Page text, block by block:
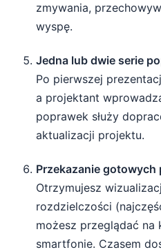
zmywania,
wyspę.
Jedna lub dwie serie
Po pierwszej
a projektant
poprawek służy
aktualizacji projektu.
Przekazanie gotowych
Otrzymujesz
rozdzielczości
możesz przeglądać
smartfonie. Czasem